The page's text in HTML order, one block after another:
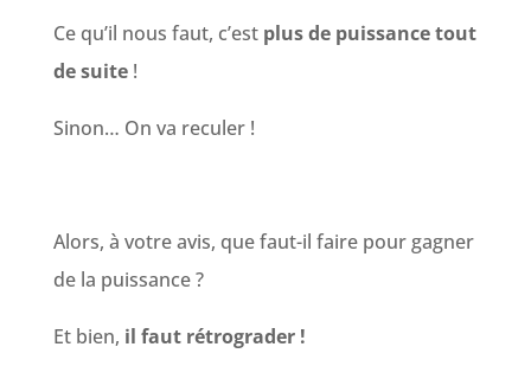
Ce qu’il nous faut, c’est plus de puissance tout
de suite!
Sinon… On va reculer !
Alors, à votre avis, que faut-il faire pour gagner
de la puissance ?
Et bien, il faut rétrograder !